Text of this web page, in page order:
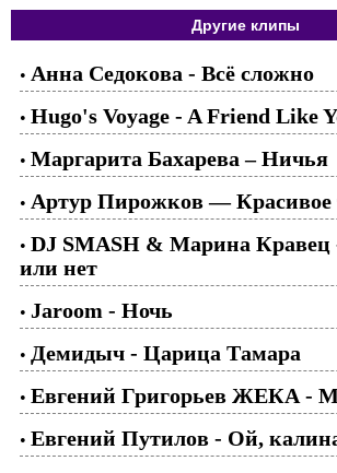
Другие клипы
• Анна Седокова - Всё сложно
• Hugo's Voyage - A Friend Like
• Маргарита Бахарева – Ничья
• Артур Пирожков — Красивое
• DJ SMASH & Марина Кравец
или нет
• Jaroom - Ночь
• Демидыч - Царица Тамара
• Евгений Григорьев ЖЕКА -
• Евгений Путилов - Ой,